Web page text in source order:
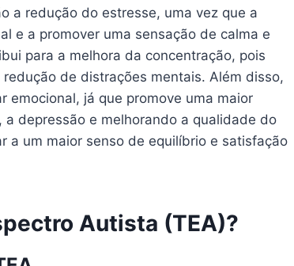
a redução do estresse, uma vez que a
e a promover uma sensação de calma e
para a melhora da concentração, pois
de distrações mentais. Além disso,
emocional, já que promove uma maior
depressão e melhorando a qualidade do
a um maior senso de equilíbrio e satisfação
Autista (TEA)?